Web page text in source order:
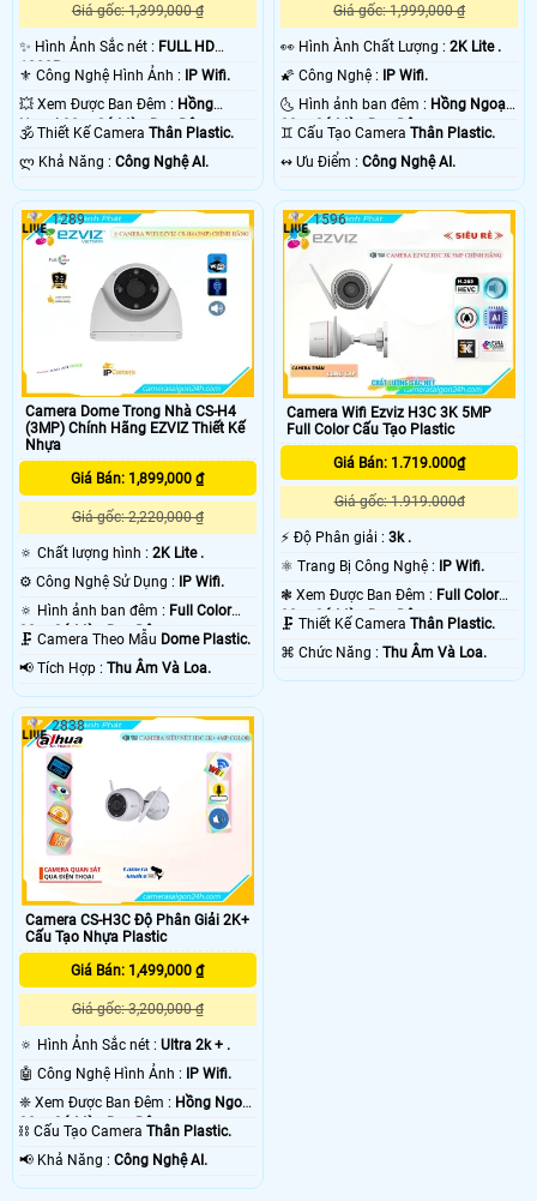
Giá gốc: 1,399,000 ₫
✨ Hình Ảnh Sắc nét : FULL HD
1080P .
⚜️ Công Nghệ Hình Ảnh : IP Wifi.
💥 Xem Được Ban Đêm : Hồng
Ngoại 30m Có Màu Ban Ðêm.
🕉️ Thiết Kế Camera Thân Plastic.
️ლ Khả Năng : Công Nghệ AI.
Giá gốc: 1,999,000 ₫
️👀 Hình Ành Chất Lượng :2K Lite .
🌠 Công Nghệ : IP Wifi.
🌜 Hình ảnh ban đêm : Hồng Ngoại
30m Có Màu Ban Ðêm.
♊ Cấu Tạo CameraThân Plastic.
️↭ Ưu Điểm :Công Nghệ AI.
Camera Dome Trong Nhà CS-H4
(3MP) Chính Hãng EZVIZ Thiết Kế
Nhựa
Giá Bán: 1,899,000 ₫
Giá gốc: 2,220,000 ₫
🔅 Chất lượng hình : 2K Lite .
⚙ Công Nghệ Sử Dụng :
IP Wifi.
🔅 Hình ảnh ban đêm : Full Color
30m Có Màu Ban Ðêm.
🗜️ Camera Theo Mẫu Dome Plastic.
️📢 Tích Hợp : Thu Âm Và Loa.
1289
Camera Wifi Ezviz H3C 3K 5MP
Full Color Cấu Tạo Plastic
Giá Bán: 1.719.000₫
Giá gốc: 1.919.000đ
️⚡ Độ Phân giải :3k .
⚛️ Trang Bị Công Nghệ :
IP Wifi.
❃ Xem Được Ban Đêm : Full Color
30m Có Màu Ban Ðêm.
🗜️ Thiết Kế CameraThân Plastic.
️⌘ Chức Năng :Thu Âm Và Loa.
1596
Camera CS-H3C Độ Phân Giải 2K+
Cấu Tạo Nhựa Plastic
Giá Bán: 1,499,000 ₫
Giá gốc: 3,200,000 ₫
🔅 Hình Ảnh Sắc nét : Ultra 2k + .
🤖️ Công Nghệ Hình Ảnh : IP Wifi.
❈ Xem Được Ban Đêm : Hồng Ngoại
30m Có Màu Ban Ðêm.
⛓ Cấu Tạo Camera Thân Plastic.
️📢 Khả Năng : Công Nghệ AI.
2838